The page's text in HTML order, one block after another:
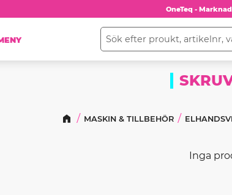
OneTeq -
MASKIN & TILLBEHÖR
Inga